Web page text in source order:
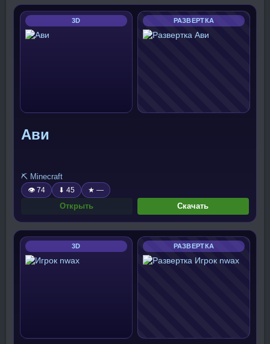
3D РАЗВЕРТКА
Ави
⛏️ Minecraft
👁 74 ⬇ 45 ★ —
Открыть Скачать
3D РАЗВЕРТКА